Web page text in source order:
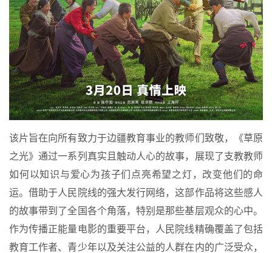
该片旨在向所有致力于边疆教育事业的教师们致敬，《草原
之光》通过一系列真实且触动人心的故事，展现了支教教师
如何以知识与爱心为孩子们点亮希望之灯，改变他们的命
运。借助于人民院线的强大发行网络，这部作品将这些感人
的故事带到了全国各个角落，特别是那些基层观众的心中。
作为传播正能量电影的重要平台，人民院线精确覆盖了包括
教育工作者、青少年以及关注公益的人群在内的广泛受众，